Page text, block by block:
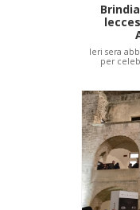
Ieri sera
per